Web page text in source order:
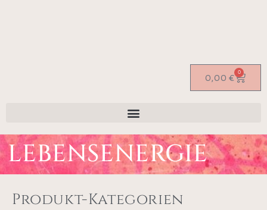
0,00 € 0
LEBENSENERGIE
Produkt-Kategorien